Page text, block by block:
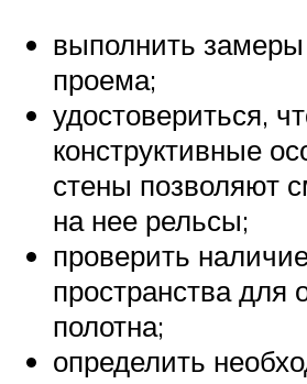
выполнить замеры
проема;
удостовериться,
конструктивные
стены позволяют
на нее рельсы;
проверить
пространства для
полотна;
определить